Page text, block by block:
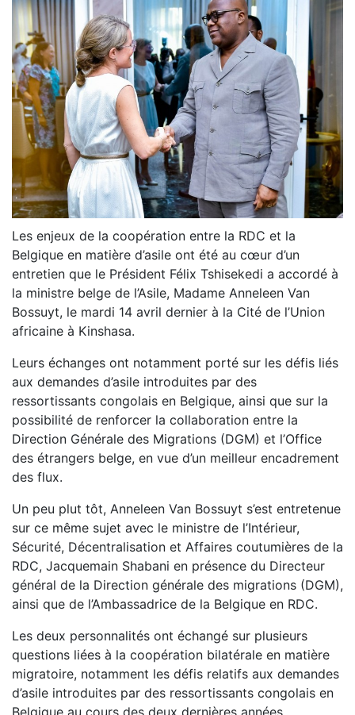
Les enjeux de la coopération entre la RDC et la
Belgique en matière d’asile ont été au cœur d’un
entretien que le Président Félix Tshisekedi a accordé à
la ministre belge de l’Asile, Madame Anneleen Van
Bossuyt, le mardi 14 avril dernier à la Cité de l’Union
africaine à Kinshasa.
Leurs échanges ont notamment porté sur les défis liés
aux demandes d’asile introduites par des
ressortissants congolais en Belgique, ainsi que sur la
possibilité de renforcer la collaboration entre la
Direction Générale des Migrations (DGM) et l’Office
des étrangers belge, en vue d’un meilleur encadrement
des flux.
Un peu plut tôt, Anneleen Van Bossuyt s’est entretenue
sur ce même sujet avec le ministre de l’Intérieur,
Sécurité, Décentralisation et Affaires coutumières de la
RDC, Jacquemain Shabani en présence du Directeur
général de la Direction générale des migrations (DGM),
ainsi que de l’Ambassadrice de la Belgique en RDC.
Les deux personnalités ont échangé sur plusieurs
questions liées à la coopération bilatérale en matière
migratoire, notamment les défis relatifs aux demandes
d’asile introduites par des ressortissants congolais en
Belgique au cours des deux dernières années.